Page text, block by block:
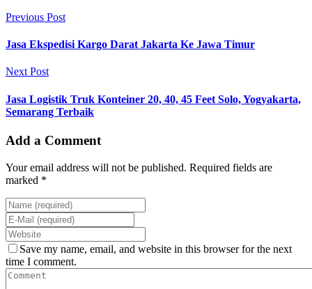
Previous Post
Jasa Ekspedisi Kargo Darat Jakarta Ke Jawa Timur
Next Post
Jasa Logistik Truk Konteiner 20, 40, 45 Feet Solo, Yogyakarta,
Semarang Terbaik
Add a Comment
Your email address will not be published. Required fields are
marked *
Save my name, email, and website in this browser for the next
time I comment.